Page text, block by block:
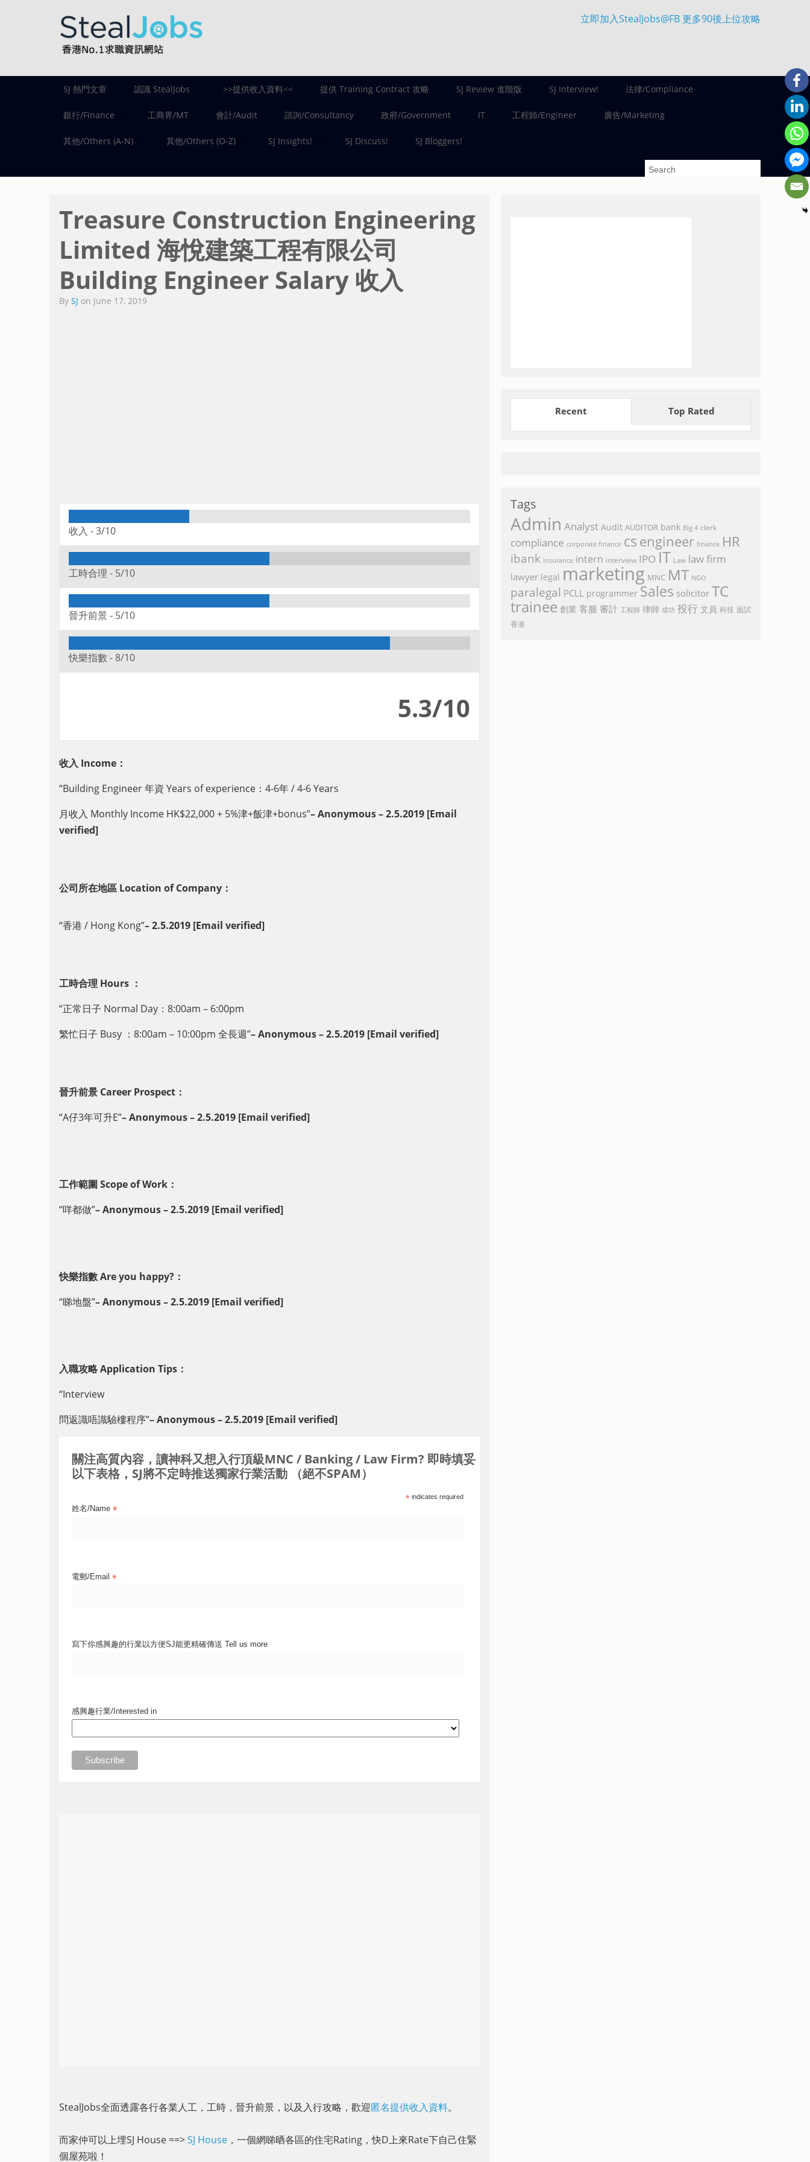
立即加入StealJobs@FB 更多90後上位攻略
SJ 熱門文章 認識 StealJobs >>提供收入資料<< 提供 Training Contract 攻略 SJ Review 進階版 SJ Interview! 法律/Compliance
銀行/Finance 工商界/MT 會計/Audit 諮詢/Consultancy 政府/Government IT 工程師/Engineer 廣告/Marketing
其他/Others (A-N) 其他/Others (O-Z) SJ Insights! SJ Discuss! SJ Bloggers!
Treasure Construction Engineering
Limited 海悅建築工程有限公司
Building Engineer Salary 收入
By SJ on June 17, 2019
收入 -3/10
工時合理 - 5/10
晉升前景 - 5/10
快樂指數 - 8/10
5.3/10
收入 Income：
“Building Engineer 年資 Years of experience：4-6年 / 4-6 Years
月收入 Monthly Income HK$22,000 + 5%津+飯津+bonus”– Anonymous – 2.5.2019 [Email
verified]
公司所在地區 Location of Company：
“香港 / Hong Kong”– 2.5.2019 [Email verified]
工時合理 Hours ：
“正常日子 Normal Day：8:00am – 6:00pm
繁忙日子 Busy ：8:00am – 10:00pm 全長週”– Anonymous – 2.5.2019 [Email verified]
晉升前景 Career Prospect：
“A仔3年可升E”– Anonymous – 2.5.2019 [Email verified]
工作範圍 Scope of Work：
“咩都做”– Anonymous – 2.5.2019 [Email verified]
快樂指數 Are you happy?：
“睇地盤”– Anonymous – 2.5.2019 [Email verified]
入職攻略 Application Tips：
“Interview
問返識唔識驗樓程序”– Anonymous – 2.5.2019 [Email verified]
關注高質內容，讀神科又想入行頂級MNC / Banking / Law Firm? 即時填妥
以下表格，SJ將不定時推送獨家行業活動 （絕不SPAM）
*indicates required
姓名/Name *
電郵/Email *
寫下你感興趣的行業以方便SJ能更精確傳送 Tell us more
感興趣行業/Interested in
StealJobs全面透露各行各業人工，工時，晉升前景，以及入行攻略，歡迎匿名提供收入資料。
而家仲可以上埋SJ House ==>SJ House ，一個網睇晒各區的住宅Rating，快D上來Rate下自己住緊
個屋苑啦！
Recent Top Rated
Tags
Admin Analyst Audit AUDITOR bank Big 4 clerk
compliance corporate finance cs engineer finance HR
ibank insurance intern interview IPO IT Law law firm
lawyer legal marketing MNC MT NGO
paralegal PCLL programmer Sales solicitor TC
trainee 創業 客服 審計 工程師 律師 成功 投行 文員 科技 面試
香港